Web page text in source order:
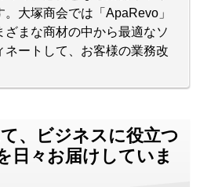
大塚商会では「ApaRevo」
ざまな商材の中から最適なソ
ネートして、お客様の業務改
、ビジネスに役立つ
日々お届けしていま